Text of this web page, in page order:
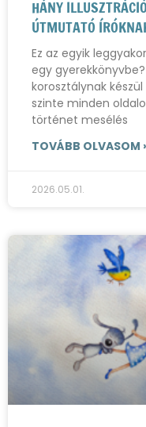
HÁNY
ÚTMUTATÓ
Ez az egyik
egy
korosztálynak
szinte minden
történet mesélés
TOVÁBB OLVASOM
2026.05.01.